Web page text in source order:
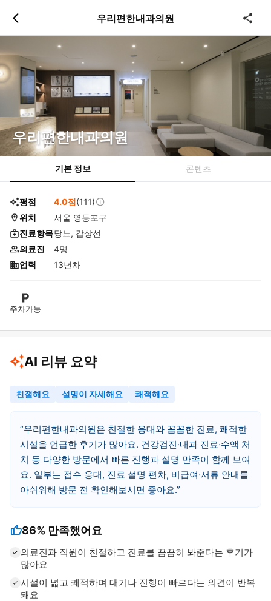
우리편한내과의원
우리편한내과의원
기본 정보 콘텐츠
평점 4.0점(111)
위치
서울 영등포구
진료항목당뇨, 갑상선
의료진
4명
업력
13년차
주차가능
AI 리뷰 요약
친절해요 설명이 자세해요 쾌적해요
우리편한내과의원은 친절한 응대와 꼼꼼한 진료, 쾌적한
시설을 언급한 후기가 많아요. 건강검진·내과 진료·수액 처
치 등 다양한 방문에서 빠른 진행과 설명 만족이 함께 보여
요. 일부는 접수 응대, 진료 설명 편차, 비급여·서류 안내를
아쉬워해 방문 전 확인해보시면 좋아요.
thumb_up86% 만족했어요
의료진과 직원이 친절하고 진료를 꼼꼼히 봐준다는 후기가
많아요
시설이 넓고 쾌적하며 대기나 진행이 빠르다는 의견이 반복
돼요